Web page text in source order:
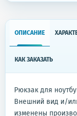
ОПИСАНИЕ
КАК ЗАКАЗАТЬ
Рюкзак для
Внешний вид и/
изменены